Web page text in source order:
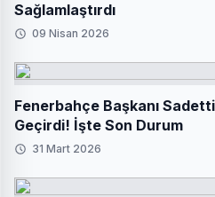
Sağlamlaştırdı
09 Nisan 2026
Fenerbahçe Başkanı
Geçirdi! İşte Son Durum
31 Mart 2026